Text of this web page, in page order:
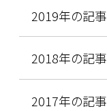
2019年の記事
2018年の記事
2017年の記事